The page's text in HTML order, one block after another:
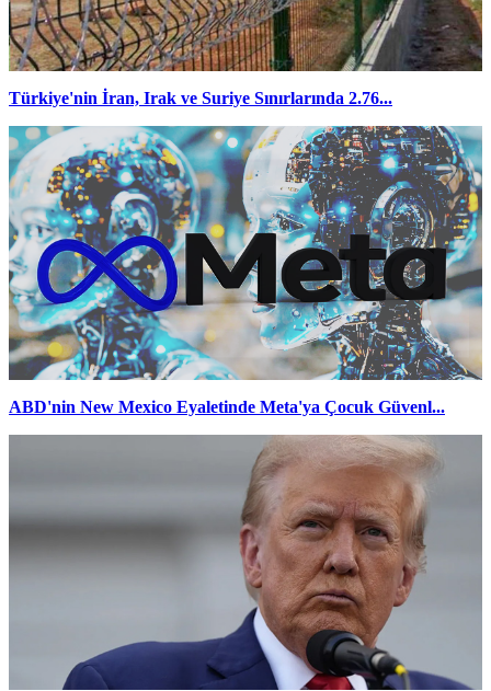
Türkiye'nin İran, Irak ve Suriye Sınırlarında 2.76...
ABD'nin New Mexico Eyaletinde Meta'ya Çocuk Güvenl...